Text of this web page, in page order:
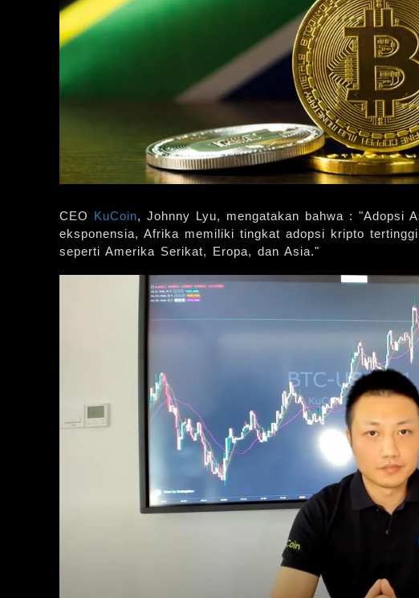
CEO KuCoin, Johnny Lyu, mengatakan bahwa : "Adopsi
eksponensia, Afrika memiliki tingkat adopsi kripto
seperti Amerika Serikat, Eropa, dan Asia."